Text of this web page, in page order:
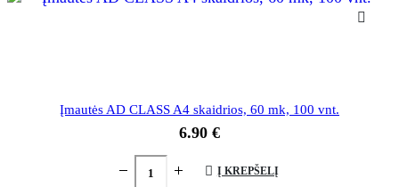
Įmautės AD CLASS A4 skaidrios, 60 mk, 100 vnt.
6.90 €
Į KREPŠELĮ